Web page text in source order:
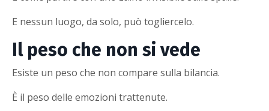
E nessun luogo, da solo, può togliercelo.
Il peso che non si vede
Esiste un peso che non compare sulla bilancia.
È il peso delle emozioni trattenute.